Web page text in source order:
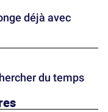
déjà avec
du temps